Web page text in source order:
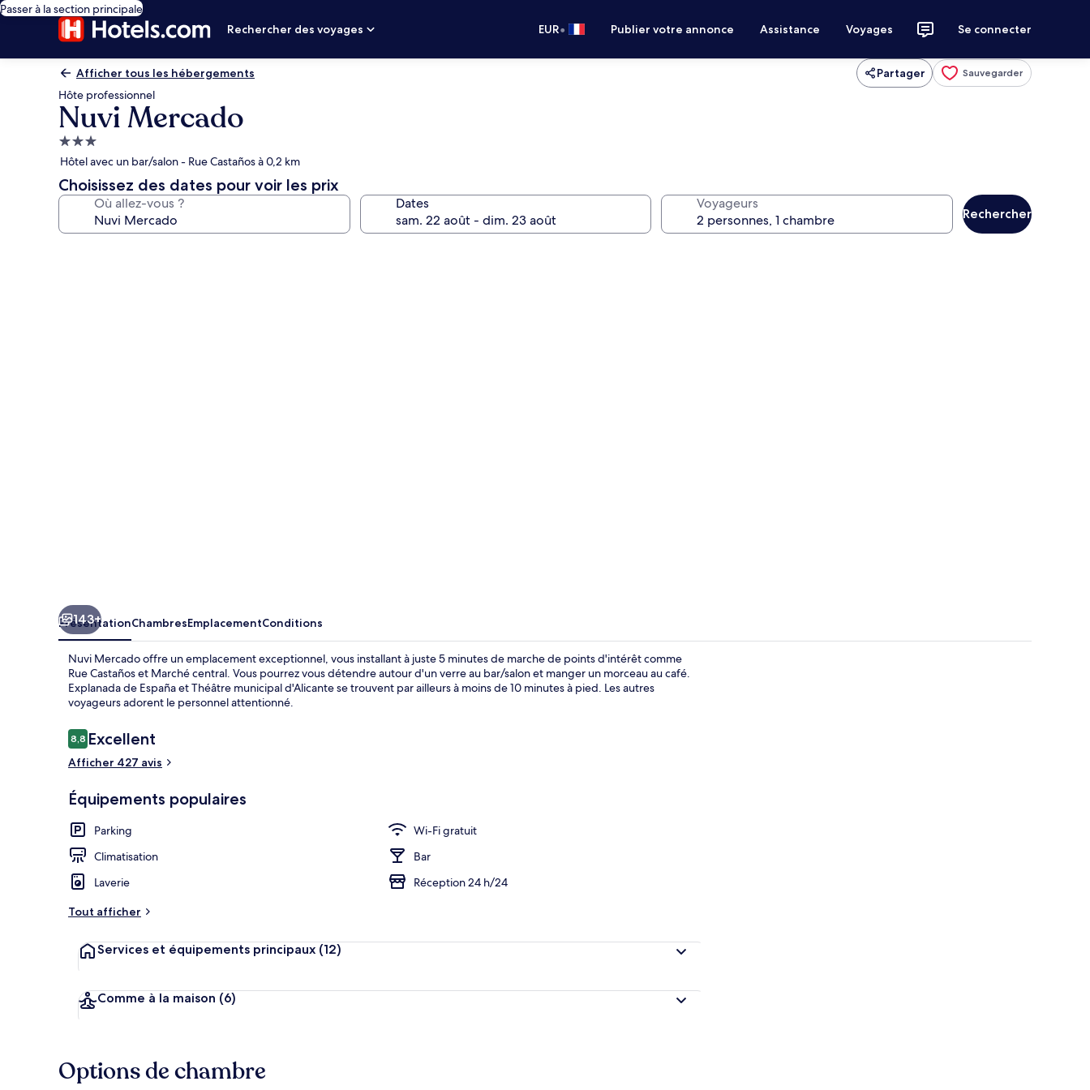
Passer à la section principale
Rechercher des voyages
EUR• Publier votre annonce Assistance Voyages Se connecter
Afficher tous les hébergements Partager Sauvegarder
Hôte professionnel
Nuvi Mercado
Hébergement
3.0 étoiles
Hôtel avec un bar/salon - Rue Castaños à 0,2 km
Choisissez des dates pour voir les prix
Où allez-vous ? Dates Voyageurs
Rechercher
143+
PrésentationChambresEmplacementConditions
Nuvi Mercado offre un emplacement exceptionnel, vous installant à juste 5 minutes de marche de points d'intérêt comme
Rue Castaños et Marché central. Vous pourrez vous détendre autour d'un verre au bar/salon et manger un morceau au café.
Explanada de España et Théâtre municipal d'Alicante se trouvent par ailleurs à moins de 10 minutes à pied. Les autres
voyageurs adorent le personnel attentionné.
Avis
voyageurs
8,88,8 sur 10
Excellent
Afficher 427 avis
Équipements populaires
Parking
Wi-Fi gratuit
Climatisation
Bar
Laverie
Réception 24 h/24
Tout afficher
Services et équipements principaux (12)
Comme à la maison (6)
Options de chambre